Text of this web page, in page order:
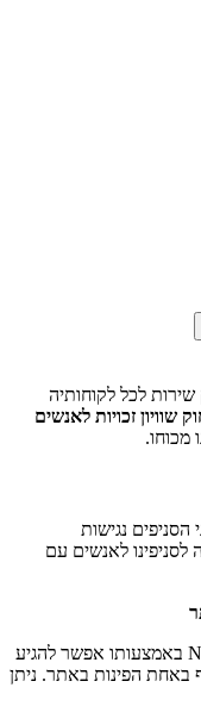
לכל לקוחותיה
שוויון זכויות לאנשים
מכוחו.
נגישות
לסניפינו לאנשים עם
באתר מותקן סרגל נגישות מסוג NagishExpress באמצעותו אפשר להגיע
הפינות באתר. ניתן